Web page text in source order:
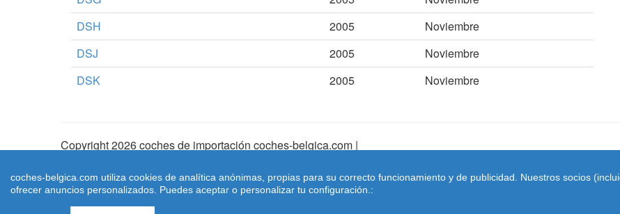
DSH
2005
Noviembre
DSJ
2005
Noviembre
DSK
2005 Noviembre
Copyright 2026 coches de importación coches-belgica.com |
Coches-belgica.com
coches-belgica.com utiliza cookies de analítica anónimas, propias para su correcto funcionamiento y de publicidad. Nuestros socios
ofrecer anuncios personalizados. Puedes aceptar o personalizar tu configuración.: